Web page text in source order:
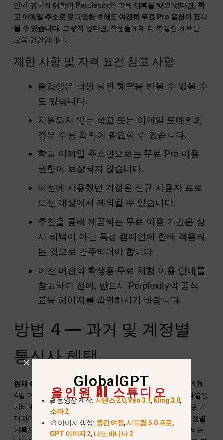
만약 귀하의 대학이 Perplexity와 교육 제휴를 맺고 있다면, 학
교 이메일 주소로 로그인한 후에도 여전히 무료 Pro 옵션이 표시
될 수 있습니다. 그렇지 않다면, 학생들에게 더 확실한 혜택은
교육 할인입니다.
제한 사항 및 자격 요건 참고 사항
졸업생은 학생 할인 혜택을 받을 수 없을 수
도 있습니다.
지원되지 않는 학교 또는 이메일 도메인의
경우 수동 확인이 필요할 수 있습니다.
학교 이메일 주소만으로는 무료 Pro 이용
권한이 보장되지 않습니다.
이전에 사용했던 계정은 신규 사용자 프로
모션 대상에서 제외될 수 있습니다.
추천을 통해 제공되는 무료 이용 기간은 상
시 혜택이 아닌 특정 캠페인에 한해 적용되
는 것으로 간주되어야 합니다.
이전 버전의 학생용 무료 체험 이용 안내를
참고하기 전에, 반드시 Perplexity의 공식
교육 페이지를 확인하시기 바랍니다.
방법 4 — 과거 및 계정별
통신사 혜택
현재 현황:
Perplexity의 공식 프로모션 모음에는 2026년 8월
4일 기준, Optus, Bell, SK텔레콤, 소프트뱅크 및 아래에 나열된
기타 통신사 번들 상품이 현재 진행 중인 공개 프로모션으로 기
재되어 있지 않습니다. 해당 항목들은 역사적 기록 또는 계정별
기록으로 유지되고 있습니다. Airtel의 공식 페이지에 상충되는
GlobalGPT
올인원 AI 스튜디오
🎬 동영상 제작: 시댄스 2.0,Veo 3.1, Kling 3.0,
소라 2
🎨 이미지 생성: 중간 여정,시드림 5.0 프로,
GPT 이미지 2,나노 바나나 2